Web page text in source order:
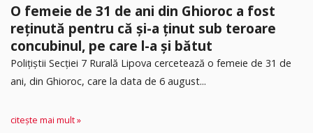
O femeie de 31 de ani din Ghioroc a fost
reținută pentru că și-a ținut sub teroare
concubinul, pe care l-a și bătut
​Polițiștii Secției 7 Rurală Lipova cercetează o femeie de 31 de
ani, din Ghioroc, care la data de 6 august...
citește mai mult »